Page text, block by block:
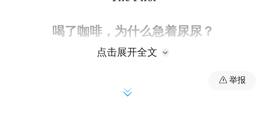
喝了咖啡，为什么急着尿尿？
点击展开全文
举报